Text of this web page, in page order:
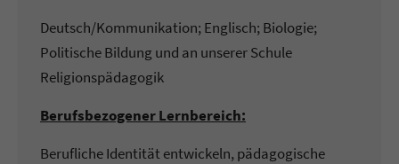
Deutsch/Kommunikation; Englisch; Biologie;
Politische Bildung und an unserer Schule
Religionspädagogik
Berufsbezogener Lernbereich:
Berufliche Identität entwickeln, pädagogische